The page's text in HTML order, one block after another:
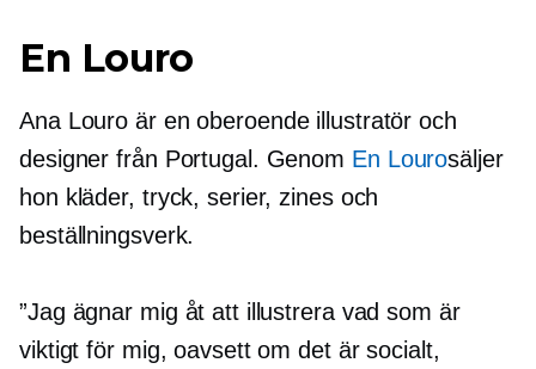
En Louro
Ana Louro är en oberoende illustratör och
designer från Portugal. Genom En Lourosäljer
hon kläder, tryck, serier, zines och
beställningsverk.
”Jag ägnar mig åt att illustrera vad som är
viktigt för mig, oavsett om det är socialt,